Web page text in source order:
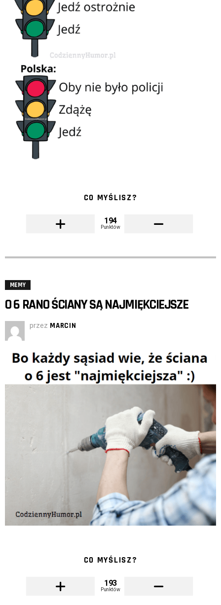
CO MYŚLISZ?
194
Punktów
MEMY
O 6 RANO ŚCIANY SĄ NAJMIĘKCIEJSZE
przez MARCIN
CO MYŚLISZ?
193
Punktów